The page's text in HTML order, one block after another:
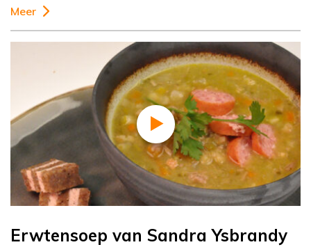
Meer
Erwtensoep van Sandra Ysbrandy